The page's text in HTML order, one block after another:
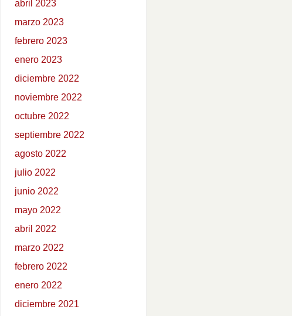
abril 2023
marzo 2023
febrero 2023
enero 2023
diciembre 2022
noviembre 2022
octubre 2022
septiembre 2022
agosto 2022
julio 2022
junio 2022
mayo 2022
abril 2022
marzo 2022
febrero 2022
enero 2022
diciembre 2021